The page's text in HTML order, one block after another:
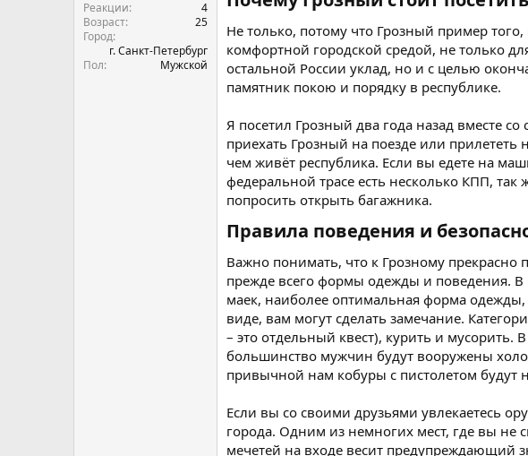
Реакции
4
Возраст
25
Город
г. Санкт-Петербург
Пол
Мужской
Не только, потому что Грозный пример
комфортной городской средой, не только
остальной России уклад, но и с целью
памятник покою и порядку в республике.
Я посетил Грозный два года назад вместе
приехать Грозный на поезде или
чем живёт республика. Если вы едете на
федеральной трасе есть несколько КПП,
попросить открыть багажника.
Правила поведения и
Важно понимать, что к Грозному прекрасно
прежде всего формы одежды и поведения. В
маек, наиболее оптимальная форма
виде, вам могут сделать замечание.
– это отдельный квест), курить и мусорить.
большинство мужчин будут вооружены
привычной нам кобуры с пистолетом будут
Если вы со своими друзьями увлекаетесь
города. Одним из немногих мест, где вы не
мечетей на входе весит предупреждающий